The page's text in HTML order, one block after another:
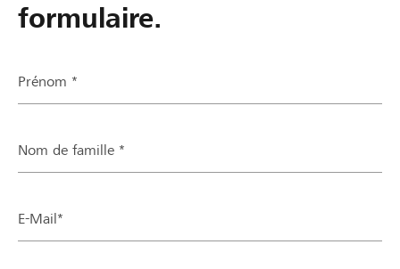
formulaire.
Prénom *
Nom de famille *
E-Mail*